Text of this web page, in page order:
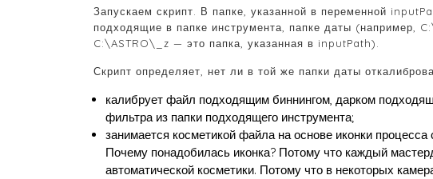
Запускаем скрипт. В папке, указанной в переменной
подходящие в папке инструмента, папке даты (например,
C:\ASTRO\_z — это папка, указанная в inputPath).
Скрипт определяет, нет ли в той же папки даты
калибрует файл подходящим биннингом, дарком
фильтра из папки подходящего инструмента;
занимается косметикой файла на основе иконки
Почему понадобилась иконка? Потому что каждый
автоматической косметики. Потому что в некоторых